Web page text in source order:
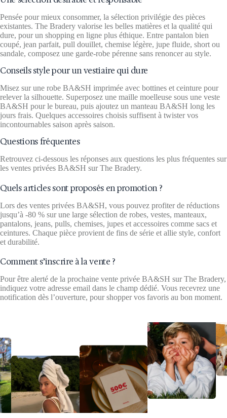
Pensée pour mieux consommer, la sélection privilégie des pièces
existantes. The Bradery valorise les belles matières et la qualité qui
dure, pour un shopping en ligne plus éthique. Entre pantalon bien
coupé, jean parfait, pull douillet, chemise légère, jupe fluide, short ou
sandale, composez une garde-robe pérenne sans renoncer au style.
Conseils style pour un vestiaire qui dure
Misez sur une robe BA&SH imprimée avec bottines et ceinture pour
relever la silhouette. Superposez une maille moelleuse sous une veste
BA&SH pour le bureau, puis ajoutez un manteau BA&SH long les
jours frais. Quelques accessoires choisis suffisent à twister vos
incontournables saison après saison.
Questions fréquentes
Retrouvez ci-dessous les réponses aux questions les plus fréquentes sur
les ventes privées BA&SH sur The Bradery.
Quels articles sont proposés en promotion ?
Lors des ventes privées BA&SH, vous pouvez profiter de réductions
jusqu’à -80 % sur une large sélection de robes, vestes, manteaux,
pantalons, jeans, pulls, chemises, jupes et accessoires comme sacs et
ceintures. Chaque pièce provient de fins de série et allie style, confort
et durabilité.
Comment s’inscrire à la vente ?
Pour être alerté de la prochaine vente privée BA&SH sur The Bradery,
indiquez votre adresse email dans le champ dédié. Vous recevrez une
notification dès l’ouverture, pour shopper vos favoris au bon moment.